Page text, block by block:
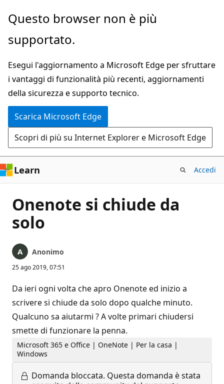
Ignora
passa
contenuto
principale
Questo browser non è più
supportato.
Esegui l'aggiornamento a Microsoft Edge per sfruttare
i vantaggi di funzionalità più recenti, aggiornamenti
della sicurezza e supporto tecnico.
Scarica Microsoft Edge
Scopri di più su Internet Explorer e Microsoft Edge
Learn Accedi
Onenote si chiude da
solo
Anonimo
25 ago 2019, 07:51
Da ieri ogni volta che apro Onenote ed inizio a
scrivere si chiude da solo dopo qualche minuto.
Qualcuno sa aiutarmi ? A volte primari chiudersi
smette di funzionare la penna.
Microsoft 365 e Office | OneNote | Per la casa |
Windows
Domanda bloccata. Questa domanda è stata